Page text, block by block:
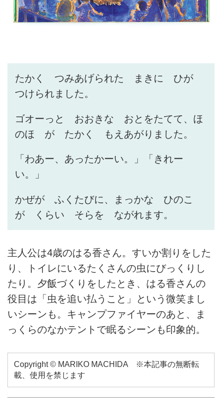
たかく つみあげられた まきに ひが
つけられました。
ゴオーっと おおきな おとをたてて、ほ
のほ が たかく もえあがりました。
「わあー、あったかーい。」「きれー
い。」
かぜが ふくたびに、まっかな ひのこ
が くらい そらを ながれます。
主人公は4歳のはる香さん。すいか割りをした
り、トイレにいるたくさんの虫にびっくりし
たり。夕飯づくりをしたとき、はる香さんの
役目は「虫を追い払うこと」という微笑まし
いシーンも。キャンプファイヤーのあと、ま
っくらのなかテントで眠るシーンも印象的。
Copyright © MARIKO MACHIDA ※本記事の無断転
載、使用を禁じます